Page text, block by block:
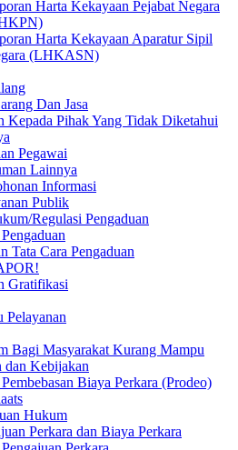
Harta Kekayaan Pejabat Negara
Harta Kekayaan Aparatur Sipil
(LHKASN)
Dan Jasa
Kepada Pihak Yang Tidak Diketahui
Pegawai
Lainnya
Informasi
Publik
Regulasi Pengaduan
Tata Cara Pengaduan
Gratifikasi
Pelayanan
Bagi Masyarakat Kurang Mampu
dan Kebijakan
Biaya Perkara (Prodeo)
Hukum
Perkara dan Biaya Perkara